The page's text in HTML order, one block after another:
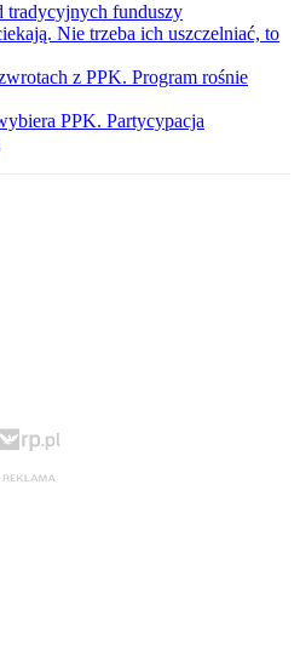
tradycyjnych funduszy
Nie trzeba ich uszczelniać, to
z PPK. Program rośnie
PPK. Partycypacja